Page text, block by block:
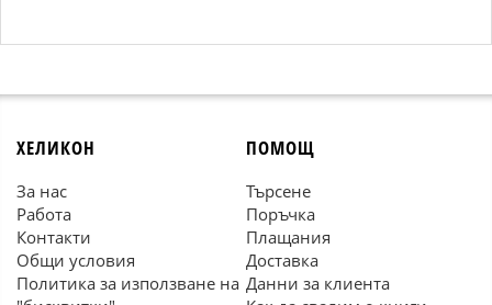
ХЕЛИКОН
За нас
Работа
Контакти
Общи условия
Политика за използване на
ПОМОЩ
Търсене
Поръчка
Плащания
Доставка
Данни за клиента